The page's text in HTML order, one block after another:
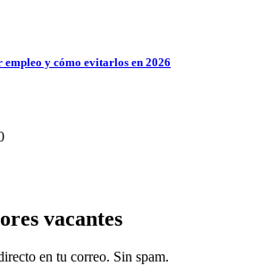
y cómo evitarlos en 2026
vacantes
en tu correo. Sin spam.